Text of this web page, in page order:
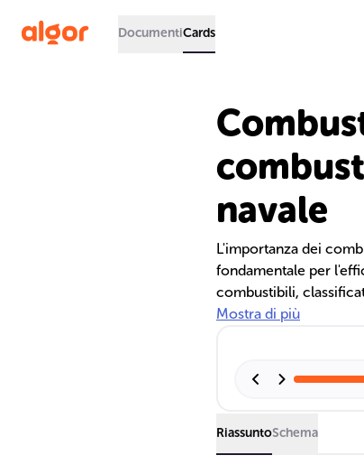
DocumentiCards
navale
L'importanza dei
fondamentale per
combustibili,
motori termici navali.
Mostra di più
RiassuntoSchema